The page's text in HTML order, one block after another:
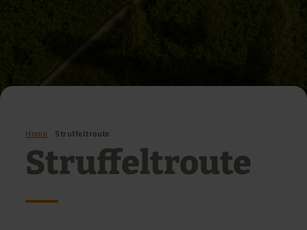
Home Struffeltroute
Struffeltroute